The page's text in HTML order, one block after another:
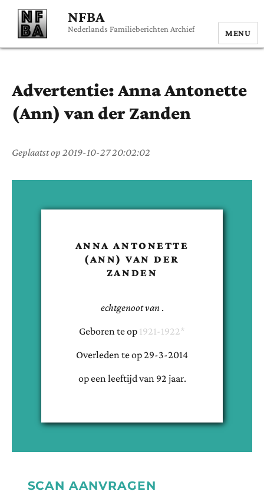
NFBA
Nederlands Familieberichten Archief MENU
Advertentie: Anna Antonette
(Ann) van der Zanden
Geplaatst op 2019-10-27 20:02:02
ANNA ANTONETTE
(ANN) VAN DER
ZANDEN
echtgenoot van .
Geboren teop 1921-1922*
Overleden teop29-3-2014
op een leeftijd van 92 jaar.
SCAN AANVRAGEN